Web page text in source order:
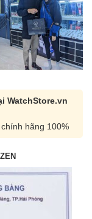
WatchStore.vn
hãng 100%